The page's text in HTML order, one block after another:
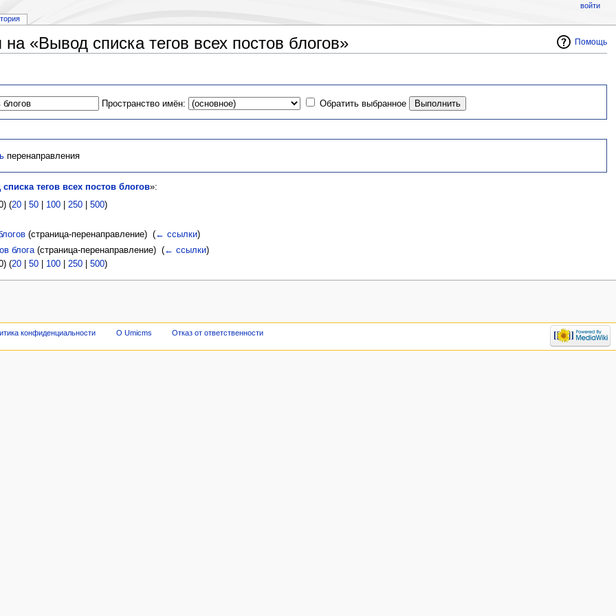
Помощь
«Вывод списка тегов всех постов блогов»
Пространство имён: Обратить выбранное
перенаправления
тегов всех постов блогов»:
(20| 50| 100| 250| 500)
(страница-перенаправление) ‎ (← ссылки)
блога (страница-перенаправление) ‎(← ссылки)
(20| 50| 100| 250| 500)
войти
конфиденциальности О Umicms Отказ от ответственности